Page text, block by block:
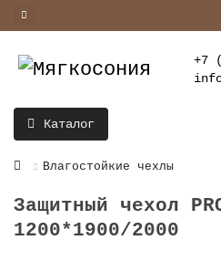
+7
Каталог
Влагостойкие чехлы
Защитный чехол
1200*1900/2000